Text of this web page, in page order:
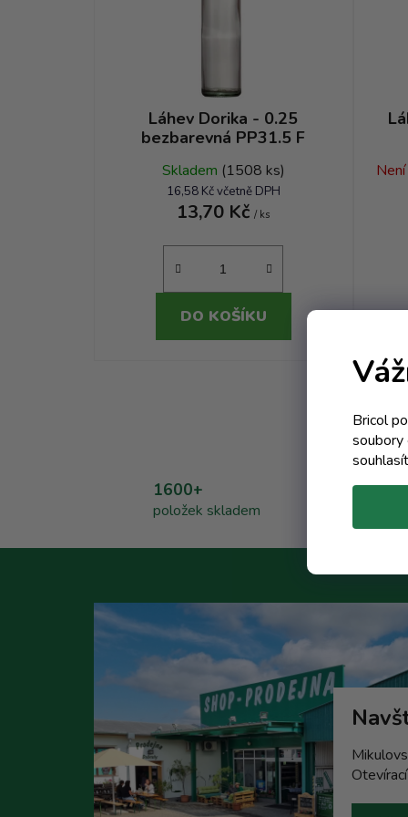
Bricol
soubory
Láhev Dorika - 0.25
bezbarevná PP31.5 F
Skladem (1508 ks)
16,58 Kč včetně DPH
13,70 Kč/ ks
DO KOŠÍKU
1600+
položek skladem